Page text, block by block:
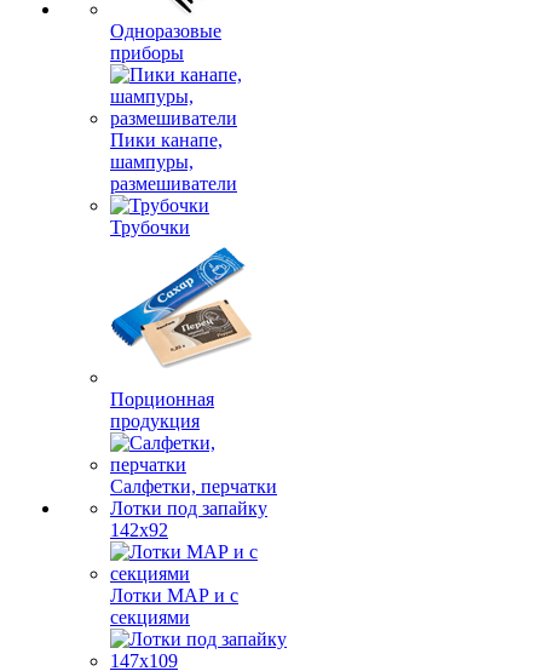
Одноразовые
приборы
Пики канапе,
шампуры,
размешиватели
Трубочки
Порционная
продукция
Салфетки, перчатки
Лотки под запайку
142х92
Лотки МАР и с
секциями